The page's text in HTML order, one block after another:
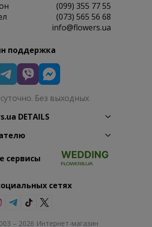
(099) 355 77 55
(073) 565 56 68
info@flowers.ua
поддержка
Без выходных
DETAILS
сервисы
сетях
– 2026 Интернет-магазин